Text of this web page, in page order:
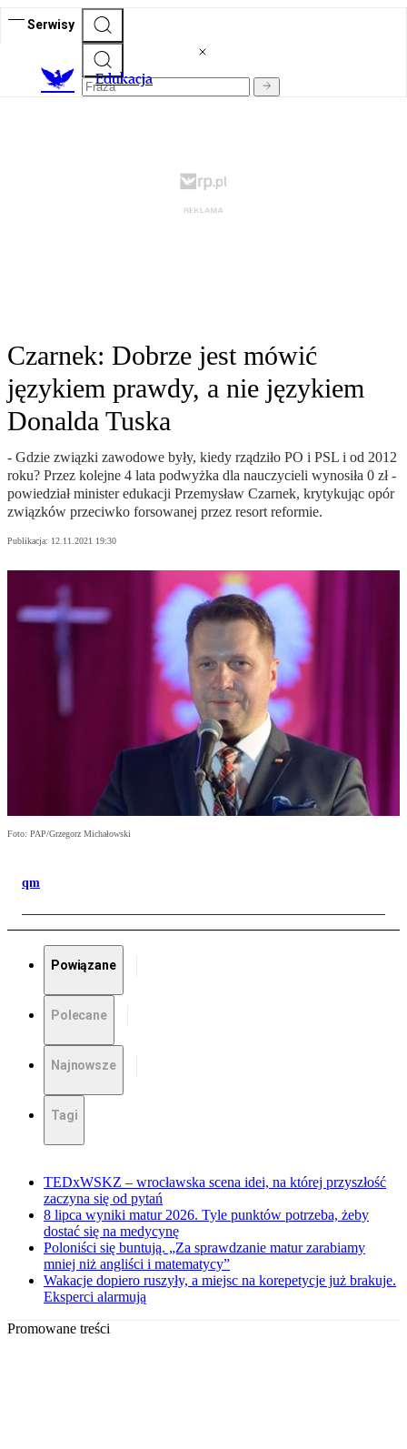
Serwisy
Edukacja
Czarnek: Dobrze jest mówić
językiem prawdy, a nie językiem
Donalda Tuska
- Gdzie związki zawodowe były, kiedy rządziło PO i PSL i od 2012
roku? Przez kolejne 4 lata podwyżka dla nauczycieli wynosiła 0 zł -
powiedział minister edukacji Przemysław Czarnek, krytykując opór
związków przeciwko forsowanej przez resort reformie.
Publikacja: 12.11.2021 19:30
Foto: PAP/Grzegorz Michałowski
qm
Powiązane
Polecane
Najnowsze
Tagi
TEDxWSKZ – wrocławska scena idei, na której przyszłość
zaczyna się od pytań
8 lipca wyniki matur 2026. Tyle punktów potrzeba, żeby
dostać się na medycynę
Poloniści się buntują. „Za sprawdzanie matur zarabiamy
mniej niż angliści i matematycy”
Wakacje dopiero ruszyły, a miejsc na korepetycje już brakuje.
Eksperci alarmują
Promowane treści